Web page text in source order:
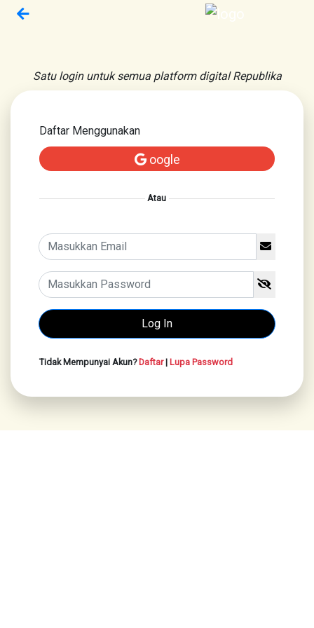
Satu login untuk semua platform digital Republika
Daftar Menggunakan
oogle
Atau
Tidak Mempunyai Akun?Daftar| Lupa Password